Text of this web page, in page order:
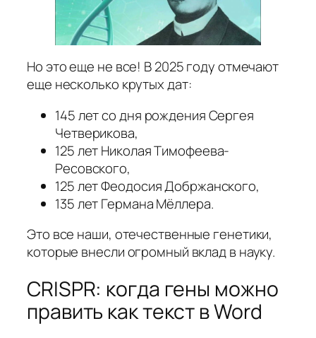
Но это еще не все! В 2025 году отмечают
еще несколько крутых дат:
145 лет со дня рождения Сергея
Четверикова,
125 лет Николая Тимофеева-
Ресовского,
125 лет Феодосия Добржанского,
135 лет Германа Мёллера.
Это все наши, отечественные генетики,
которые внесли огромный вклад в науку.
CRISPR: когда гены можно
править как текст в Word